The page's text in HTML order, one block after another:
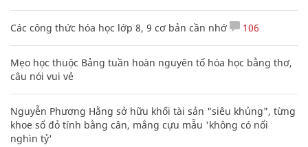
Các công thức hóa học lớp 8, 9 cơ bản cần nhớ 106
Mẹo học thuộc Bảng tuần hoàn nguyên tố hóa học bằng thơ,
câu nói vui vẻ
Nguyễn Phương Hằng sở hữu khối tài sản "siêu khủng", từng
khoe sổ đỏ tính bằng cân, mắng cựu mẫu 'không có nổi
nghìn tỷ'